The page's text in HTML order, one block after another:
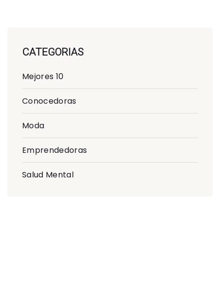
CATEGORIAS
Mejores 10
Conocedoras
Moda
Emprendedoras
Salud Mental